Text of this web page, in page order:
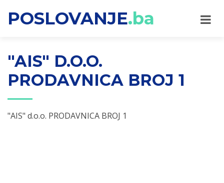
POSLOVANJE.ba
"AIS" D.O.O.
PRODAVNICA BROJ 1
"AIS" d.o.o. PRODAVNICA BROJ 1